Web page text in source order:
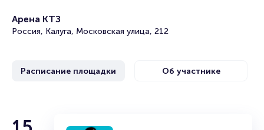
В в Калуге концерты эстрадных исполнителей проходят
часто. Концертные залы на выступлениях любимых
строки и новый хит уже напевает вся страна!
отличного настроения.
Арена КТЗ
Россия, Калуга, Московская улица, 212
Расписание площадки Об участнике
Лолита